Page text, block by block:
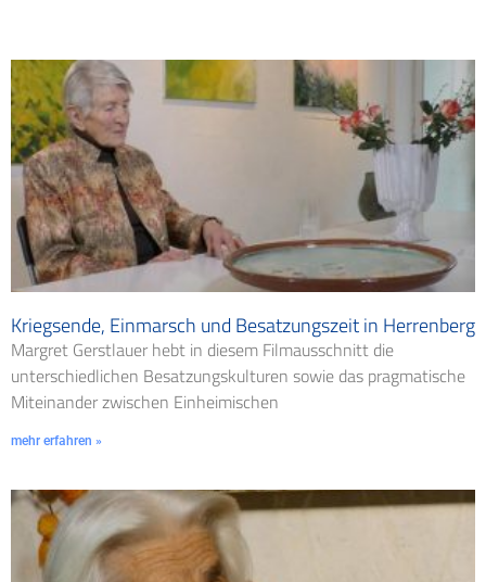
Kriegsende, Einmarsch und Besatzungszeit in Herrenberg
Margret Gerstlauer hebt in diesem Filmausschnitt die
unterschiedlichen Besatzungskulturen sowie das pragmatische
Miteinander zwischen Einheimischen
mehr erfahren »